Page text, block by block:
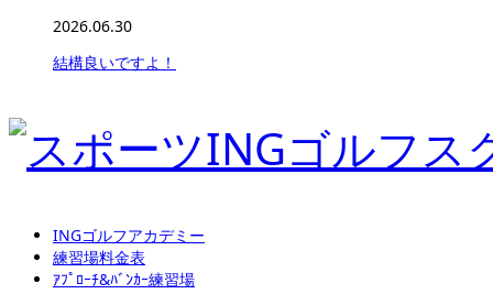
2026.06.30
結構良いですよ！
INGゴルフアカデミー
練習場料金表
ｱﾌﾟﾛｰﾁ&ﾊﾞﾝｶｰ練習場